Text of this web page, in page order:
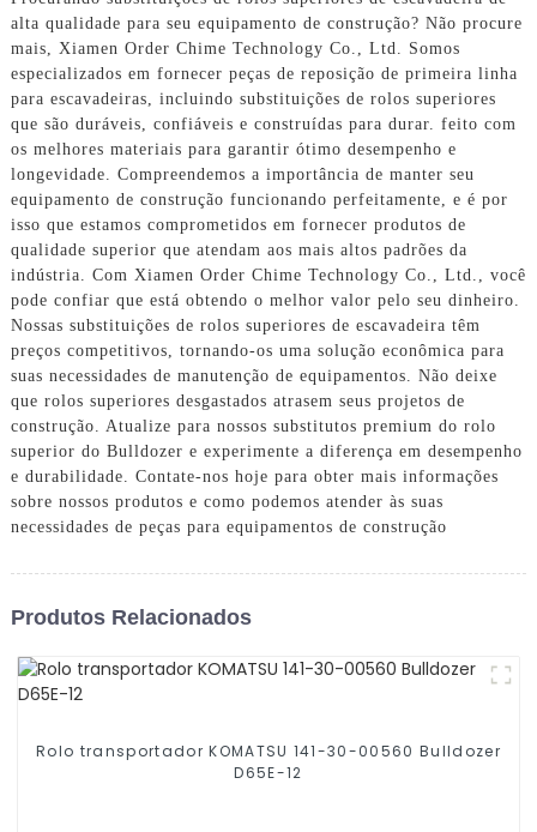
alta qualidade para seu equipamento de construção? Não procure
mais, Xiamen Order Chime Technology Co., Ltd. Somos
especializados em fornecer peças de reposição de primeira linha
para escavadeiras, incluindo substituições de rolos superiores
que são duráveis, confiáveis ​​​​e construídas para durar. feito com
os melhores materiais para garantir ótimo desempenho e
longevidade. Compreendemos a importância de manter seu
equipamento de construção funcionando perfeitamente, e é por
isso que estamos comprometidos em fornecer produtos de
qualidade superior que atendam aos mais altos padrões da
indústria. Com Xiamen Order Chime Technology Co., Ltd., você
pode confiar que está obtendo o melhor valor pelo seu dinheiro.
Nossas substituições de rolos superiores de escavadeira têm
preços competitivos, tornando-os uma solução econômica para
suas necessidades de manutenção de equipamentos. Não deixe
que rolos superiores desgastados atrasem seus projetos de
construção. Atualize para nossos substitutos premium do rolo
superior do Bulldozer e experimente a diferença em desempenho
e durabilidade. Contate-nos hoje para obter mais informações
sobre nossos produtos e como podemos atender às suas
necessidades de peças para equipamentos de construção
Produtos Relacionados
Rolo transportador KOMATSU 141-30-00560 Bulldozer
D65E-12